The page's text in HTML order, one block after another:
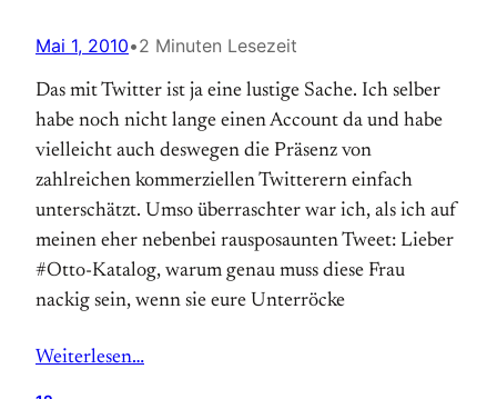
Mai 1, 2010•2 Minuten Lesezeit
Das mit Twitter ist ja eine lustige Sache. Ich selber
habe noch nicht lange einen Account da und habe
vielleicht auch deswegen die Präsenz von
zahlreichen kommerziellen Twitterern einfach
unterschätzt. Umso überraschter war ich, als ich auf
meinen eher nebenbei rausposaunten Tweet: Lieber
#Otto-Katalog, warum genau muss diese Frau
nackig sein, wenn sie eure Unterröcke
Weiterlesen…